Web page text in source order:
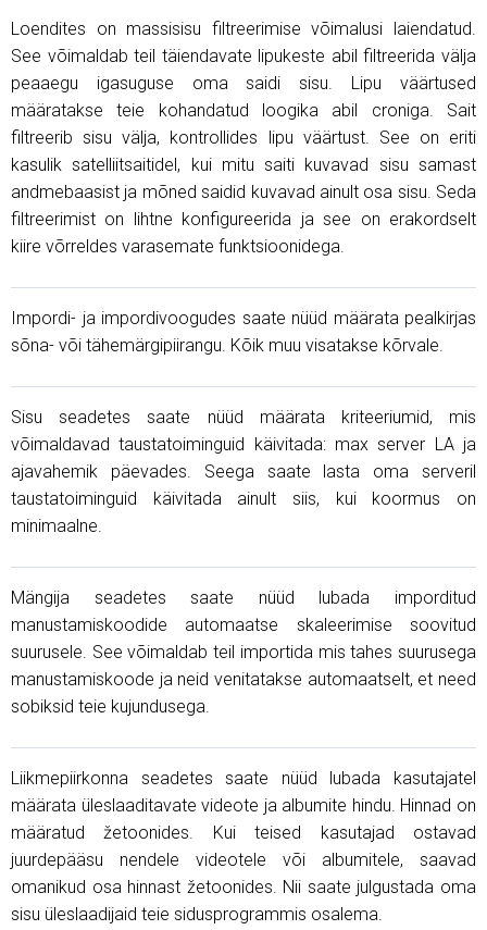
Loendites on massisisu filtreerimise võimalusi laiendatud.
See võimaldab teil täiendavate lipukeste abil filtreerida välja
peaaegu igasuguse oma saidi sisu. Lipu väärtused
määratakse teie kohandatud loogika abil croniga. Sait
filtreerib sisu välja, kontrollides lipu väärtust. See on eriti
kasulik satelliitsaitidel, kui mitu saiti kuvavad sisu samast
andmebaasist ja mõned saidid kuvavad ainult osa sisu. Seda
filtreerimist on lihtne konfigureerida ja see on erakordselt
kiire võrreldes varasemate funktsioonidega.
Impordi- ja impordivoogudes saate nüüd määrata pealkirjas
sõna- või tähemärgipiirangu. Kõik muu visatakse kõrvale.
Sisu seadetes saate nüüd määrata kriteeriumid, mis
võimaldavad taustatoiminguid käivitada: max server LA ja
ajavahemik päevades. Seega saate lasta oma serveril
taustatoiminguid käivitada ainult siis, kui koormus on
minimaalne.
Mängija seadetes saate nüüd lubada imporditud
manustamiskoodide automaatse skaleerimise soovitud
suurusele. See võimaldab teil importida mis tahes suurusega
manustamiskoode ja neid venitatakse automaatselt, et need
sobiksid teie kujundusega.
Liikmepiirkonna seadetes saate nüüd lubada kasutajatel
määrata üleslaaditavate videote ja albumite hindu. Hinnad on
määratud žetoonides. Kui teised kasutajad ostavad
juurdepääsu nendele videotele või albumitele, saavad
omanikud osa hinnast žetoonides. Nii saate julgustada oma
sisu üleslaadijaid teie sidusprogrammis osalema.